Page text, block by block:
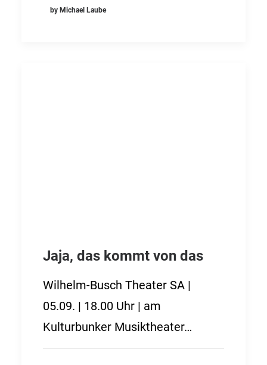
by Michael Laube
Jaja, das kommt von das
Wilhelm-Busch Theater SA |
05.09. | 18.00 Uhr | am
Kulturbunker Musiktheater…